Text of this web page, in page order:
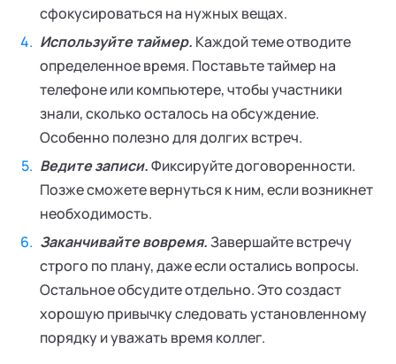
сфокусироваться на нужных вещах.
Используйте таймер. Каждой теме отводите
определенное время. Поставьте таймер на
телефоне или компьютере, чтобы участники
знали, сколько осталось на обсуждение.
Особенно полезно для долгих встреч.
Ведите записи.Фиксируйте договоренности.
Позже сможете вернуться к ним, если возникнет
необходимость.
Заканчивайте вовремя.Завершайте встречу
строго по плану, даже если остались вопросы.
Остальное обсудите отдельно. Это создаст
хорошую привычку следовать установленному
порядку и уважать время коллег.